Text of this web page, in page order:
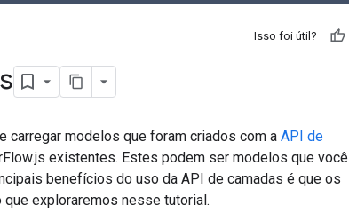
Isso foi útil?
carregar modelos que foram criados com a API de
existentes. Estes podem ser modelos que você
benefícios do uso da API de camadas é que os
exploraremos nesse tutorial.